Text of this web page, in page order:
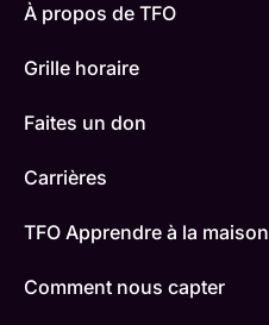
À propos de TFO
Grille horaire
Faites un don
Carrières
TFO Apprendre à la maison
Comment nous capter